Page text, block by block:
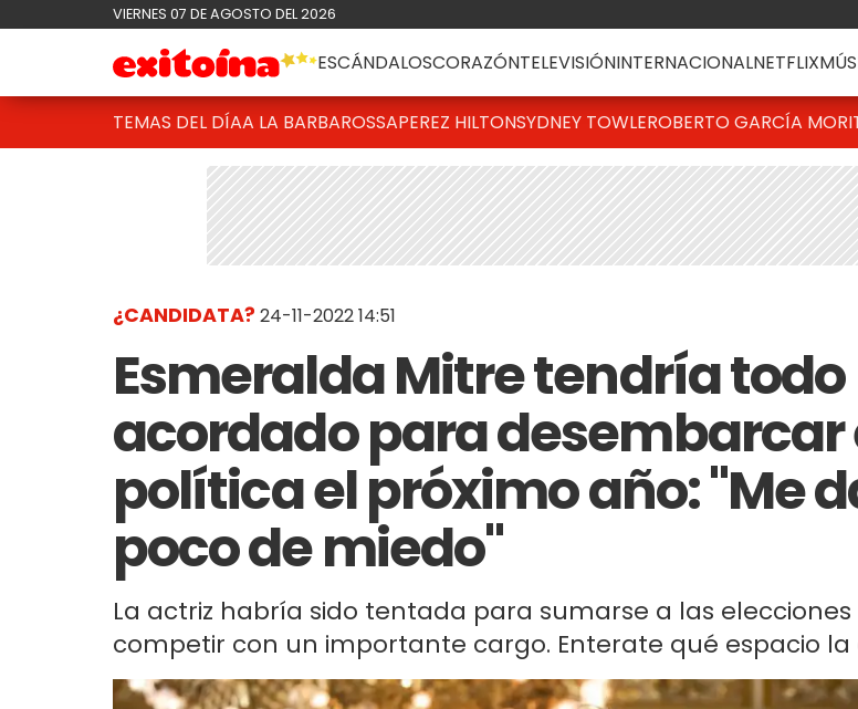
VIERNES 07 DE AGOSTO DEL 2026
ESCÁNDALOSCORAZÓNTELEVISIÓNINTERNACIONALNETFLIX
TEMAS DEL DÍAA LA BARBAROSSAPEREZ HILTONSYDNEY TOWLEROBERTO GARCÍA
¿CANDIDATA? 24-11-2022 14:51
Esmeralda Mitre tendría todo
acordado para desembarcar
política el próximo año: "Me
poco de miedo"
La actriz habría sido tentada para sumarse a las elecciones
competir con un importante cargo. Enterate qué espacio la